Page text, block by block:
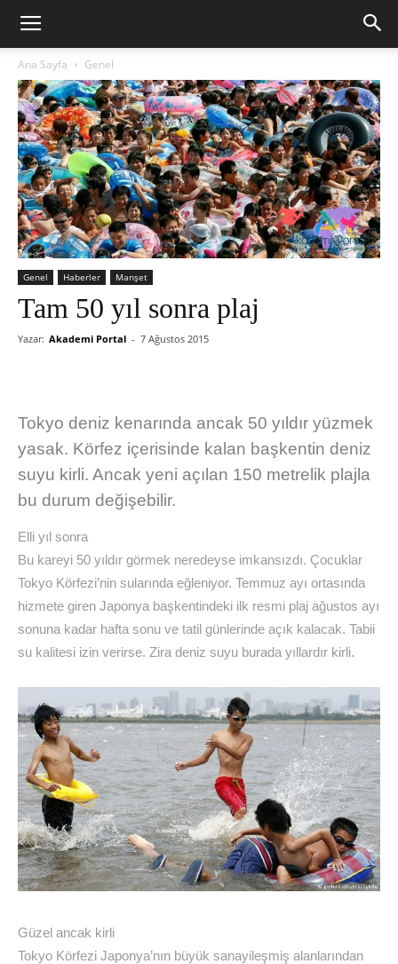
Ana Sayfa Genel
Genel Haberler Manşet
Tam 50 yıl sonra plaj
Yazar: Akademi Portal - 7 Ağustos 2015
Tokyo deniz kenarında ancak 50 yıldır yüzmek
yasak. Körfez içerisinde kalan başkentin deniz
suyu kirli. Ancak yeni açılan 150 metrelik plajla
bu durum değişebilir.
Elli yıl sonra
Bu kareyi 50 yıldır görmek neredeyse imkansızdı. Çocuklar
Tokyo Körfezi’nin sularında eğleniyor. Temmuz ayı ortasında
hizmete giren Japonya başkentindeki ilk resmi plaj ağustos ayı
sonuna kadar hafta sonu ve tatil günlerinde açık kalacak. Tabii
su kalitesi izin verirse. Zira deniz suyu burada yıllardır kirli.
Güzel ancak kirli
Tokyo Körfezi Japonya’nın büyük sanayileşmiş alanlarından